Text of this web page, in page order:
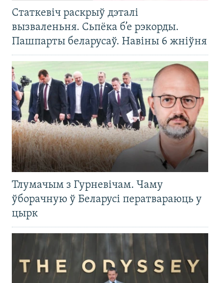
Статкевіч раскрыў дэталі
вызваленьня. Сьпёка б’е рэкорды.
Пашпарты беларусаў. Навіны 6 жніўня
Тлумачым з Гурневічам. Чаму
ўборачную ў Беларусі ператвараюць у
цырк